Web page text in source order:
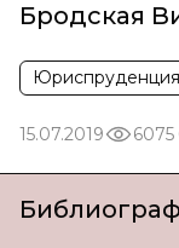
Бродская
Юриспруденция
15.07.2019 6075